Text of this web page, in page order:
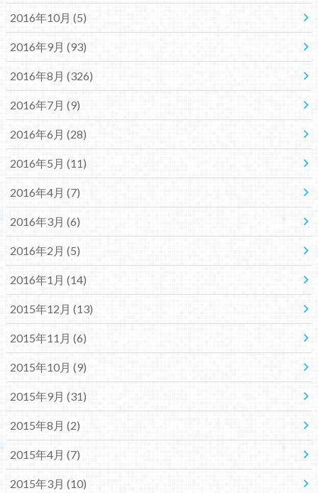
2016年10月 (5)
2016年9月 (93)
2016年8月 (326)
2016年7月 (9)
2016年6月 (28)
2016年5月 (11)
2016年4月 (7)
2016年3月 (6)
2016年2月 (5)
2016年1月 (14)
2015年12月 (13)
2015年11月 (6)
2015年10月 (9)
2015年9月 (31)
2015年8月 (2)
2015年4月 (7)
2015年3月 (10)